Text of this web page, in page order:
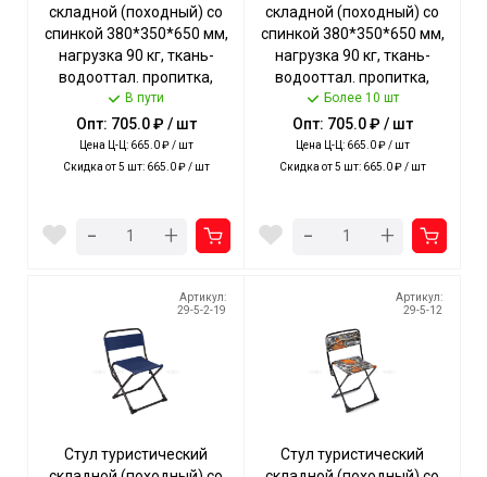
складной (походный) со
спинкой 380*350*650 мм,
нагрузка 90 кг, ткань-
водооттал. пропитка,
КОЛЛАЖ ЗЕЛЕНЫЙ арт.
ПС3/КЗ NIKA [5]
В пути
Опт: 705.0 ₽ / шт
Цена Ц-Ц: 665.0 ₽ / шт
Скидка от 5 шт: 665.0 ₽ / шт
- +
складной (походный) со
спинкой 380*350*650 мм,
нагрузка 90 кг, ткань-
водооттал. пропитка,
ПЕСОЧНЫЙ арт. ПС3/П
NIKA [5]
Более 10 шт
Опт: 705.0 ₽ / шт
Цена Ц-Ц: 665.0 ₽ / шт
Скидка от 5 шт: 665.0 ₽ / шт
- +
Артикул:
29-5-2-19
Стул туристический
Артикул:
29-5-12
Стул туристический